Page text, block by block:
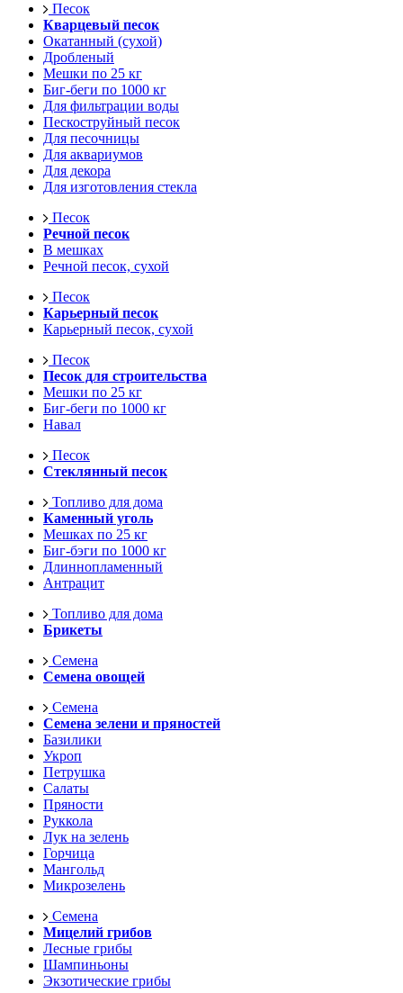
Песок
Кварцевый песок
Окатанный (сухой)
Дробленый
Мешки по 25 кг
Биг-беги по 1000 кг
Для фильтрации воды
Пескоструйный песок
Для песочницы
Для аквариумов
Для декора
Для изготовления стекла
Песок
Речной песок
В мешках
Речной песок, сухой
Песок
Карьерный песок
Карьерный песок, сухой
Песок
Песок для строительства
Мешки по 25 кг
Биг-беги по 1000 кг
Навал
Песок
Стеклянный песок
Топливо для дома
Каменный уголь
Мешках по 25 кг
Биг-бэги по 1000 кг
Длиннопламенный
Антрацит
Топливо для дома
Брикеты
Семена
Семена овощей
Семена
Семена зелени и пряностей
Базилики
Укроп
Петрушка
Салаты
Пряности
Руккола
Лук на зелень
Горчица
Мангольд
Микрозелень
Семена
Мицелий грибов
Лесные грибы
Шампиньоны
Экзотические грибы